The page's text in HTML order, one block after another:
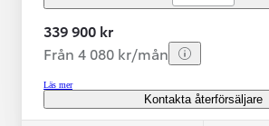
339 900 kr
Från 4 080 kr/mån
Läs mer
Kontakta återförsäljare